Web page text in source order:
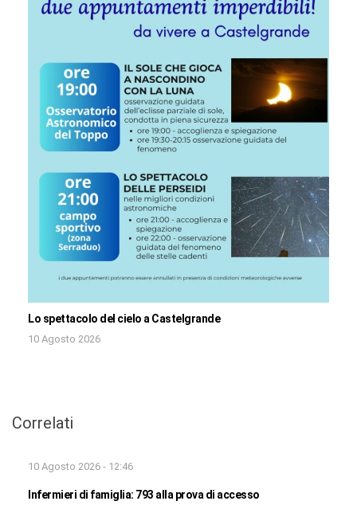
Lo spettacolo del cielo a Castelgrande
10 Agosto 2026
Correlati
10 Agosto 2026 - 12:46
Infermieri di famiglia: 793 alla prova di accesso